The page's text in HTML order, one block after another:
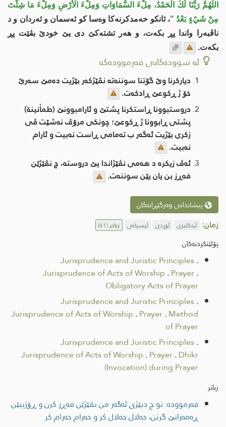
اللَّهُمَّ رَبَّنَا لَكَ الْحَمْدُ، مِلْءَ السَّمَاوَاتِ وَمِلْءَ الْأَرْضِ وَمِلْءَ مَا شِئْتَ
مِنْ شَيْءٍ بَعْدُ "، ئانكو حه‌مدكرنه‌كا وه‌سا كو ئه‌سمان و ئه‌ردان و د
ناڤبه‌را واندا پڕ بكه‌ت، و هه‌ر تشته‌كێ دی یێ خودێ بڤێت پڕ
بكه‌ت.
لە سوودەکانی فەرموودەکە
دیاركرنا وێ گۆتنا سوننه‌ته‌ نڤێژكه‌ر بێژیت ده‌مێ سه‌رێ
خۆ ژ ڕكوعێ ڕادكه‌ت.
دروستبوونا ڕاستكرنا پشتێ و ئارامبوونێ (طمأنينة)
پشتی ڕابوونا ژ ڕكوعێ؛ چونكی مرۆڤ نه‌شێت ڤی
زكری بێژیت ئه‌گه‌ر ب ته‌مامی ڕاست نه‌بیت و ئارام
نه‌بیت.
ئه‌ڤ زیكره‌ د هه‌می نڤێژاندا یێ دروسته‌، چ نڤێژێن
فه‌ڕز بن یان یێن سوننه‌ت.
پیشاندانی وەرگێڕانەکان
زمان: ئینگلیزی ئۆردی ئیسپانی زیاتر(61)
پۆلێنکردنەکان
Jurisprudence and Juristic Principles.
Jurisprudence of Acts of Worship .Prayer.
Obligatory Acts of Prayer
Jurisprudence and Juristic Principles.
Jurisprudence of Acts of Worship .Prayer.Method
of Prayer
Jurisprudence and Juristic Principles.
Jurisprudence of Acts of Worship .Prayer.Dhikr
(Invocation) during Prayer
زیاتر
فەرموودە: تو چ دبێژی ئەگەر من نڤێژێن فەڕز کرن و ڕۆژییێن
ڕەمەزانێ گرتن، حەلال حەلال کر و حەرام حەرام کر